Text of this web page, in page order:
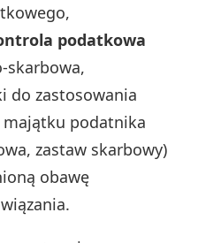
podatkowa
do zastosowania
majątku podatnika
zastaw skarbowy)
obawę